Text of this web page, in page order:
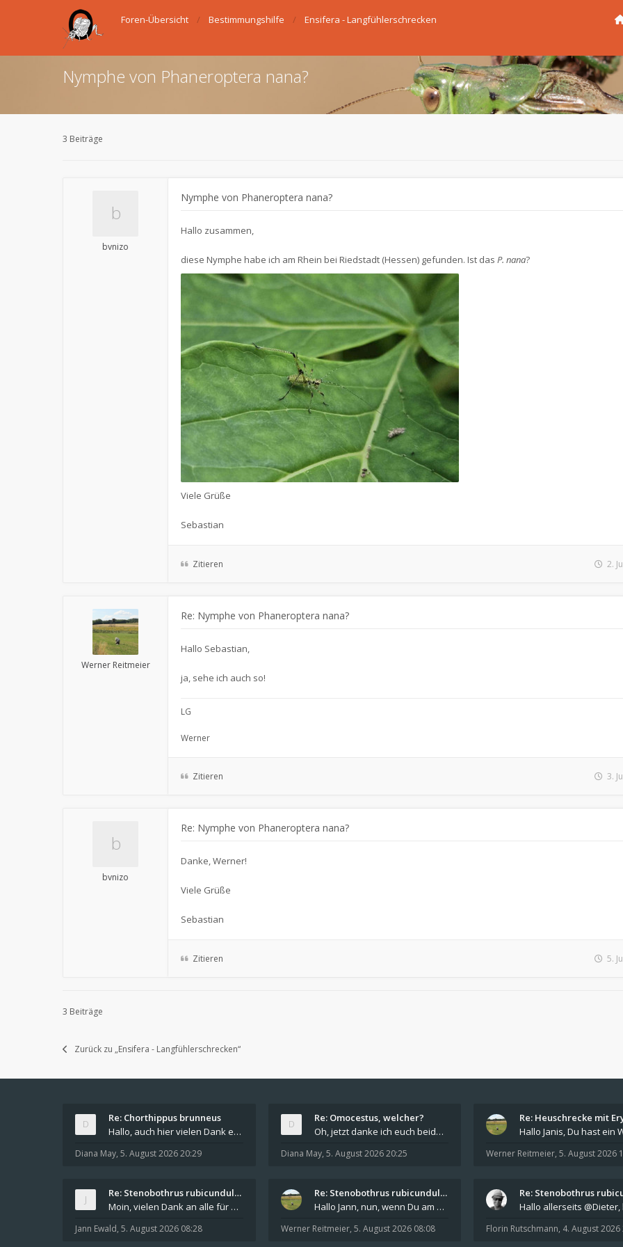
Foren-Übersicht Bestimmungshilfe Ensifera - Langfühlerschrecken
Nymphe von Phaneroptera nana?
3 Beiträge
bvnizo
Nymphe von Phaneroptera nana?
Hallo zusammen,
diese Nymphe habe ich am Rhein bei Riedstadt (Hessen) gefunden. Ist das P. nana?
Viele Grüße
Sebastian
Zitieren 2.
Werner Reitmeier
Re: Nymphe von Phaneroptera nana?
Hallo Sebastian,
ja, sehe ich auch so!
LG
Werner
Zitieren 3.
bvnizo
Re: Nymphe von Phaneroptera nana?
Danke, Werner!
Viele Grüße
Sebastian
Zitieren 5.
3 Beiträge
Zurück zu „Ensifera - Langfühlerschrecken“
Re: Chorthippus brunneus
Hallo, auch hier vielen Dank euch beiden. Das dopp
Diana May, 5. August 2026 20:29
Re: Omocestus, welcher?
Oh, jetzt danke ich euch beiden, dass ist jetzt ab
Diana May, 5. August 2026 20:25 Werner Reitmeier, 5. August 2026
Re: Stenobothrus rubicundulus?
Moin, vielen Dank an alle für die Hinweise und di
Jann Ewald, 5. August 2026 08:28
Re: Stenobothrus rubicundulus?
Hallo Jann, nun, wenn Du am Paracaloptenus-Platz
Werner Reitmeier, 5. August 2026 08:08 Florin Rutschmann, 4. August 2026